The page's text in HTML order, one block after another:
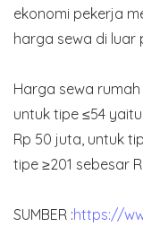
ekonomi pekerja
harga sewa di luar
Harga sewa
untuk tipe ≤54
Rp 50 juta, untuk
tipe ≥201 sebesar
SUMBER :https://